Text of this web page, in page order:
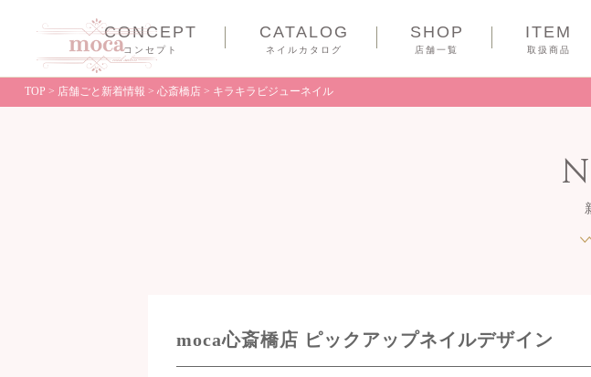
CONCEPT
コンセプト
CATALOG
ネイルカタログ
SHOP
店舗一覧
ITEM
取扱商品
TOP > 店舗ごと新着情報 > 心斎橋店> キラキラビジューネイル
moca心斎橋店 ピックアップネイルデザイン